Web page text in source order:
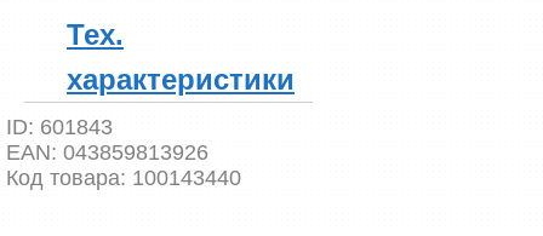
Тех.
характеристики
ID: 601843
EAN: 043859813926
Код товара: 100143440